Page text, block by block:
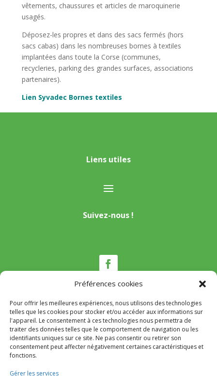
Préférences cookies
Pour offrir les meilleures expériences, nous utilisons des technologies
telles que les cookies pour stocker et/ou accéder aux informations sur
l'appareil. Le consentement à ces technologies nous permettra de
traiter des données telles que le comportement de navigation ou les
identifiants uniques sur ce site. Ne pas consentir ou retirer son
consentement peut affecter négativement certaines caractéristiques et
fonctions.
Gérer les services
vêtements, chaussures et articles de maroquinerie
usagés.
Déposez-les propres et dans des sacs fermés (hors
sacs cabas) dans les nombreuses bornes à textiles
implantées dans toute la Corse (communes,
recycleries, parking des grandes surfaces, associations
partenaires).
Lien Syvadec Bornes textiles
Liens utiles
Suivez-nous !
Nous contacter
Tél : 04 95 22 80 53
Mail: mairie@appietto.corsica
Adresse :
164 strada Lt Toussaint Gozzi 20167